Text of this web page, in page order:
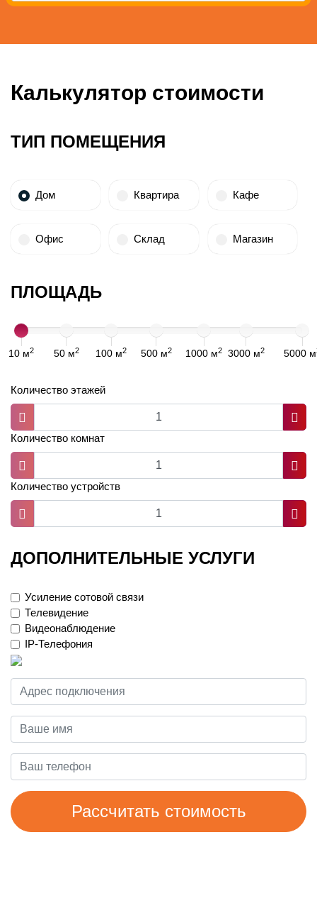
Калькулятор стоимости
ТИП ПОМЕЩЕНИЯ
Дом Квартира Кафе
Офис Склад Магазин
ПЛОЩАДЬ
10 м2 50 м2 100 м2 500 м2 1000 м2 3000 м2 5000 м
Количество этажей
Количество комнат
Количество устройств
ДОПОЛНИТЕЛЬНЫЕ УСЛУГИ
Усиление сотовой связи
Телевидение
Видеонаблюдение
IP-Телефония
Рассчитать стоимость